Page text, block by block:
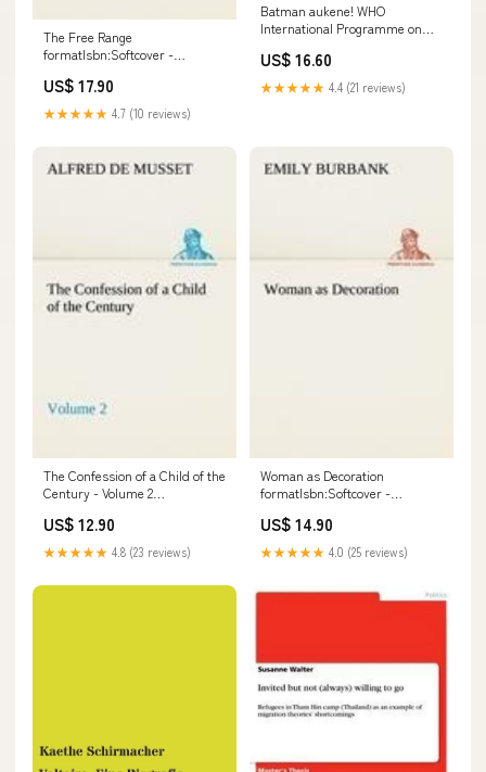
The Free Range
formatIsbn:Softcover -
US$ 17.90
★★★★★ 4.7 (10 reviews)
Batman aukene! WHO
International Programme on
US$ 16.60
★★★★★ 4.4 (21 reviews)
The Confession of a Child of the
Century - Volume 2
9783849185688
US$ 12.90
★★★★★ 4.8 (23 reviews)
Woman as Decoration
formatIsbn:Softcover -
US$ 14.90
★★★★★ 4.0 (25 reviews)